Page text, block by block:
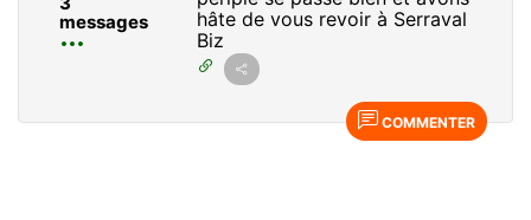
messages
hâte de vous revoir à Serraval
Biz
COMMENTER